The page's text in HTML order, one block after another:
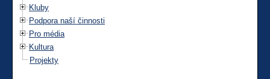
Kluby
Podpora naší činnosti
Pro média
Kultura
Projekty